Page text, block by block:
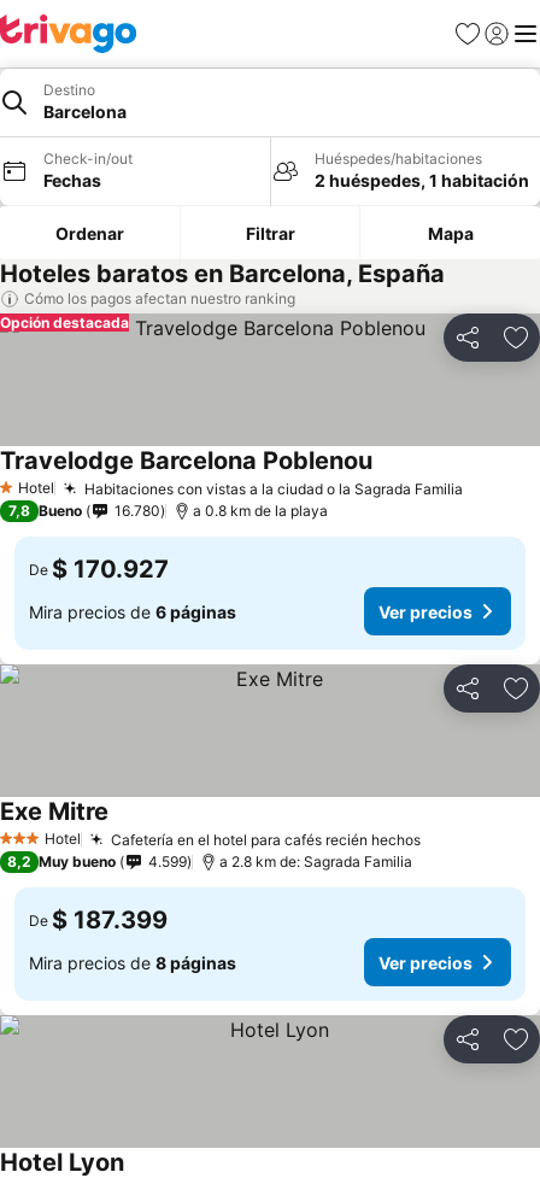
Favoritos
Iniciar
Destino
Barcelona
Check-in/out
Fechas
Huéspedes/habitaciones
2 huéspedes, 1 habitación
Ordenar Filtrar Mapa
Hoteles baratos en Barcelona, España
Cómo los pagos afectan nuestro ranking
Compartir
Opción destacada
1 Estrellas
Hotel Habitaciones con vistas a la ciudad o la Sagrada Familia
Travelodge Barcelona Poblenou
7,8 Bueno 16.780 a 0.8 km de la playa
De $ 170.927
Mira precios de 6 páginas Ver precios
Compartir
3 Estrellas
Hotel Cafetería en el hotel para cafés recién hechos
Exe Mitre
8,2 Muy bueno 4.599 a 2.8 km de: Sagrada Familia
De $ 187.399
Mira precios de 8 páginas Ver precios
Compartir
Hotel Lyon